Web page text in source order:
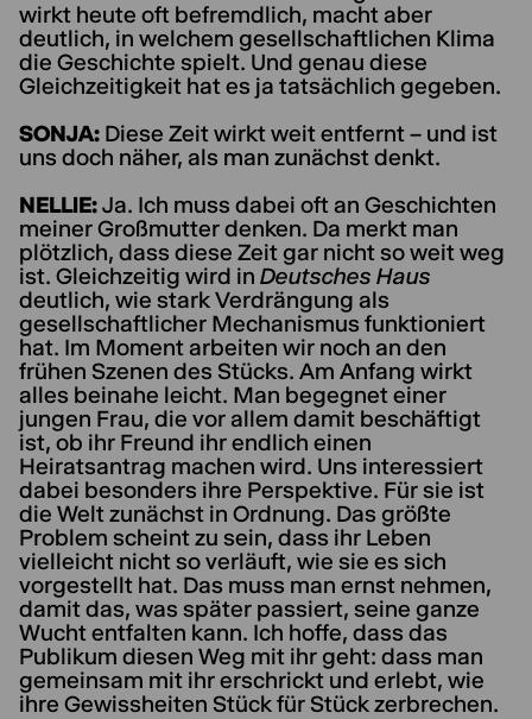
wirkt heute oft befremdlich, macht aber
deutlich, in welchem gesellschaftlichen Klima
die Geschichte spielt. Und genau diese
Gleichzeitigkeit hat es ja tatsächlich gegeben.
SONJA: Diese Zeit wirkt weit entfernt – und ist
uns doch näher, als man zunächst denkt.
NELLIE:Ja. Ich muss dabei oft an Geschichten
meiner Großmutter denken. Da merkt man
plötzlich, dass diese Zeit gar nicht so weit weg
ist. Gleichzeitig wird in Deutsches Haus
deutlich, wie stark Verdrängung als
gesellschaftlicher Mechanismus funktioniert
hat. Im Moment arbeiten wir noch an den
frühen Szenen des Stücks. Am Anfang wirkt
alles beinahe leicht. Man begegnet einer
jungen Frau, die vor allem damit beschäftigt
ist, ob ihr Freund ihr endlich einen
Heiratsantrag machen wird. Uns interessiert
dabei besonders ihre Perspektive. Für sie ist
die Welt zunächst in Ordnung. Das größte
Problem scheint zu sein, dass ihr Leben
vielleicht nicht so verläuft, wie sie es sich
vorgestellt hat. Das muss man ernst nehmen,
damit das, was später passiert, seine ganze
Wucht entfalten kann. Ich hoffe, dass das
Publikum diesen Weg mit ihr geht: dass man
gemeinsam mit ihr erschrickt und erlebt, wie
ihre Gewissheiten Stück für Stück zerbrechen.